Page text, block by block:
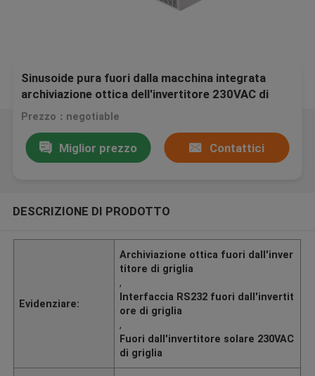
Sinusoide pura fuori dalla macchina integrata
archiviazione ottica dell'invertitore 230VAC di
griglia
Prezzo：negotiable
Miglior prezzo Contattici
DESCRIZIONE DI PRODOTTO
Evidenziare:
Archiviazione ottica fuori dall'inver
titore di griglia
,
Interfaccia RS232 fuori dall'invertit
ore di griglia
,
Fuori dall'invertitore solare 230VAC
di griglia